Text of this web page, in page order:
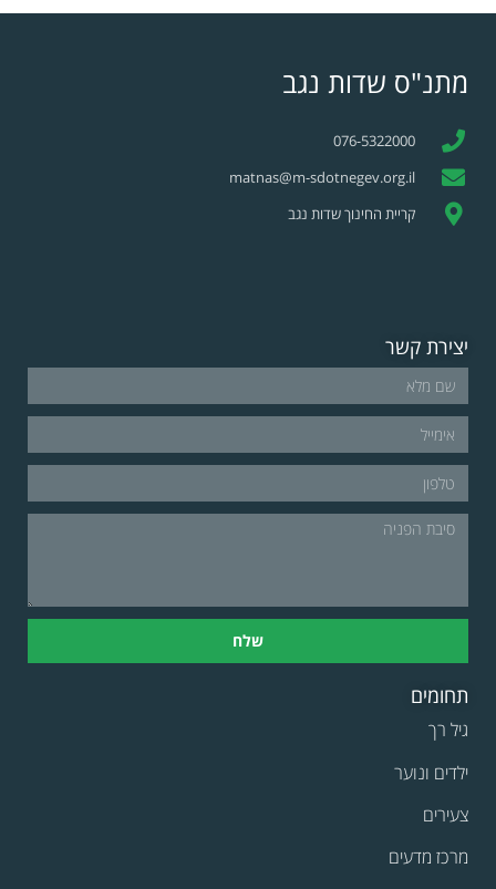
מתנ"ס שדות נגב
076-5322000
matnas@m-sdotnegev.org.il
קריית החינוך שדות נגב
יצירת קשר
שלח
תחומים
גיל רך
ילדים ונוער
צעירים
מרכז מדעים